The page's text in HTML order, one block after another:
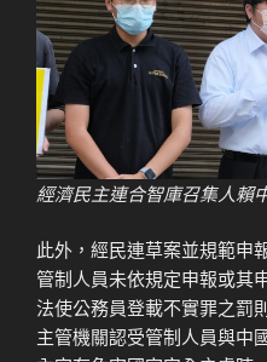
經濟民主連合智庫召集人賴
此外，經民連草案並規範申
管制人員未依規定申報或其
法使公務員登載不實罪之罰
主管機關認受管制人員與中